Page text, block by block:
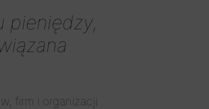
pieniędzy,
firm i organizacji